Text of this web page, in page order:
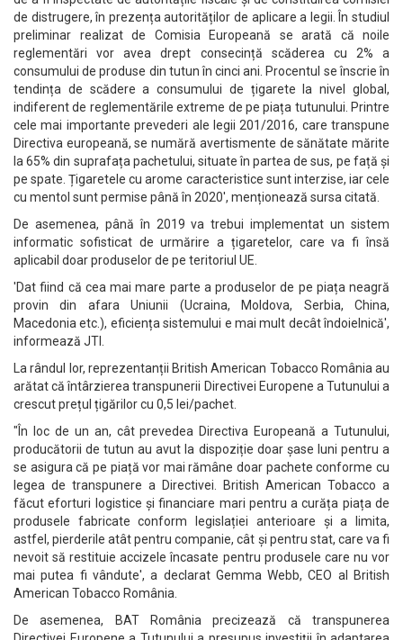
de distrugere, în prezența autorităților de aplicare a legii. În studiul
preliminar realizat de Comisia Europeană se arată că noile
reglementări vor avea drept consecință scăderea cu 2% a
consumului de produse din tutun în cinci ani. Procentul se înscrie în
tendința de scădere a consumului de țigarete la nivel global,
indiferent de reglementările extreme de pe piața tutunului. Printre
cele mai importante prevederi ale legii 201/2016, care transpune
Directiva europeană, se numără avertismente de sănătate mărite
la 65% din suprafața pachetului, situate în partea de sus, pe față și
pe spate. Țigaretele cu arome caracteristice sunt interzise, iar cele
cu mentol sunt permise până în 2020', menționează sursa citată.
De asemenea, până în 2019 va trebui implementat un sistem
informatic sofisticat de urmărire a țigaretelor, care va fi însă
aplicabil doar produselor de pe teritoriul UE.
'Dat fiind că cea mai mare parte a produselor de pe piața neagră
provin din afara Uniunii (Ucraina, Moldova, Serbia, China,
Macedonia etc.), eficiența sistemului e mai mult decât îndoielnică',
informează JTI.
La rândul lor, reprezentanții British American Tobacco România au
arătat că întârzierea transpunerii Directivei Europene a Tutunului a
crescut prețul țigărilor cu 0,5 lei/pachet.
"În loc de un an, cât prevedea Directiva Europeană a Tutunului,
producătorii de tutun au avut la dispoziție doar șase luni pentru a
se asigura că pe piață vor mai rămâne doar pachete conforme cu
legea de transpunere a Directivei. British American Tobacco a
făcut eforturi logistice și financiare mari pentru a curăța piața de
produsele fabricate conform legislației anterioare și a limita,
astfel, pierderile atât pentru companie, cât și pentru stat, care va fi
nevoit să restituie accizele încasate pentru produsele care nu vor
mai putea fi vândute', a declarat Gemma Webb, CEO al British
American Tobacco România.
De asemenea, BAT România precizează că transpunerea